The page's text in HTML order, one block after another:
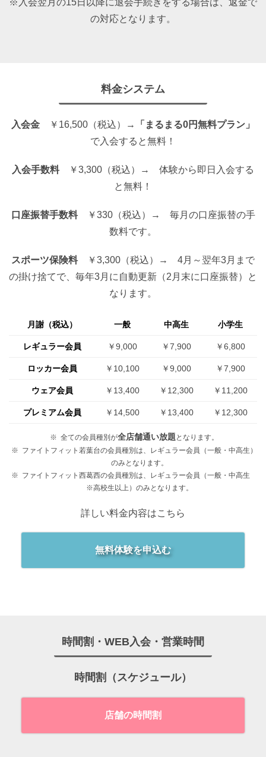
※入会翌月の15日以降に退会手続きをする場合は、返金で
の対応となります。
料金システム
入会金 ￥16,500（税込）→
「まるまる0円無料プラン」
で入会すると無料！
入会手数料￥3,300（税込）→ 体験から即日入会する
と無料！
口座振替手数料￥330（税込）→ 毎月の口座振替の手
数料です。
スポーツ保険料￥3,300（税込）→ 4月～翌年3月まで
の掛け捨てで、毎年3月に自動更新（2月末に口座振替）と
なります。
月謝（税込） 一般 中高生 小学生
レギュラー会員 ￥9,000 ￥7,900 ￥6,800
ロッカー会員 ￥10,100 ￥9,000 ￥7,900
ウェア会員 ￥13,400 ￥12,300 ￥11,200
プレミアム会員 ￥14,500 ￥13,400 ￥12,300
全ての会員種別が全店舗通い放題 となります。
ファイトフィット若葉台の会員種別は、レギュラー会員（一般・中高生）
のみとなります。
ファイトフィット西葛西の会員種別は、レギュラー会員（一般・中高生
※高校生以上）のみとなります。
詳しい料金内容はこちら
無料体験を申込む
時間割・WEB入会・営業時間
時間割（スケジュール）
店舗の時間割